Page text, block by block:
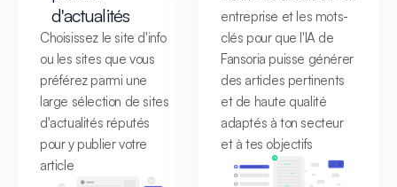
d'actualités
Choisissez le site d'info
ou les sites que vous
préférez parmi une
large sélection de sites
d'actualités réputés
pour y publier votre
article
entreprise et les mots-
clés pour que l'IA de
Fansoria puisse générer
des articles pertinents
et de haute qualité
adaptés à ton secteur
et à tes objectifs